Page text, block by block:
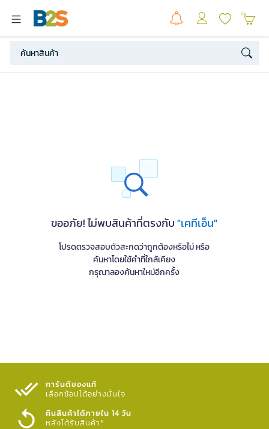
ขออภัย! ไม่พบสินค้าที่ตรงกับ"เคทีเอ็น"
โปรดตรวจสอบตัวสะกดว่าถูกต้องหรือไม่ หรือ
ค้นหาโดยใช้คำที่ใกล้เคียง
กรุณาลองค้นหาใหม่อีกครั้ง
การันตีของแท้
เลือกช้อปได้อย่างมั่นใจ​
คืนสินค้าได้ภายใน 14 วัน
หลังได้รับสินค้า*